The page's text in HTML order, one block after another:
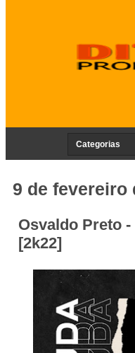
9 de fevereiro
Osvaldo Preto
[2k22]